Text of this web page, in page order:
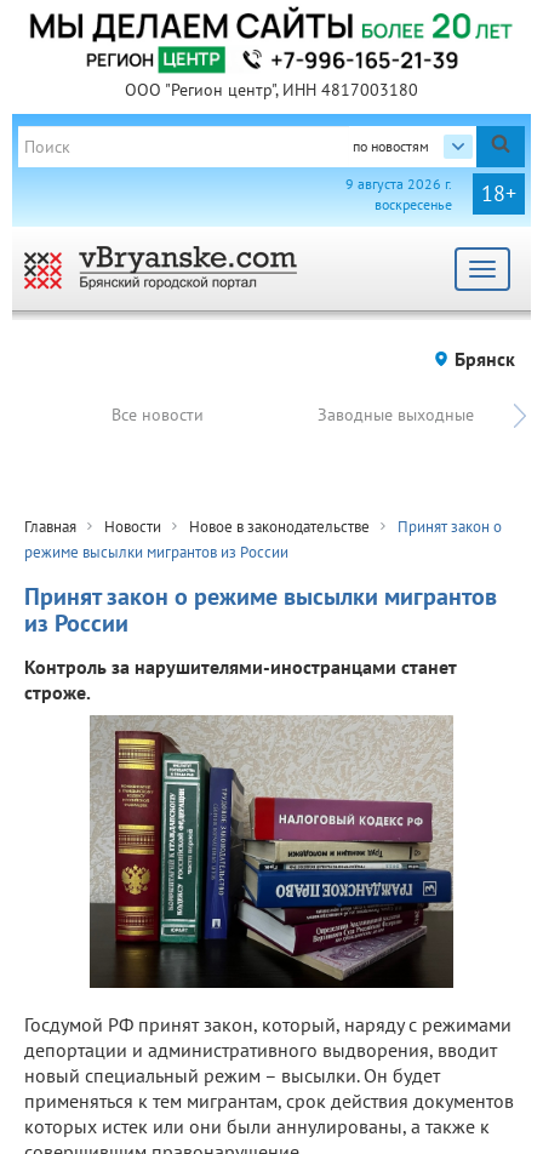
ООО "Регион центр", ИНН 4817003180
по новостям
18+
9 августа 2026 г.
воскресенье
Toggle
Брянск
Все новости Заводные выходные
Главная Новости Новое в законодательстве
Принят закон о
режиме высылки мигрантов из России
Принят закон о режиме высылки мигрантов
из России
Контроль за нарушителями-иностранцами станет
строже.
Госдумой РФ принят закон, который, наряду с режимами
депортации и административного выдворения, вводит
новый специальный режим – высылки. Он будет
применяться к тем мигрантам, срок действия документов
которых истек или они были аннулированы, а также к